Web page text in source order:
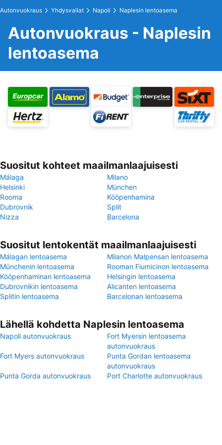
Autonvuokraus Yhdysvallat Napoli Naplesin lentoasema
Autonvuokraus - Naplesin
lentoasema
Suositut kohteet maailmanlaajuisesti
Málaga
Milano
Helsinki
München
Rooma
Kööpenhamina
Dubrovnik
Split
Nizza
Barcelona
Suositut lentokentät maailmanlaajuisesti
Málagan lentoasema
Milanon Malpensan lentoasema
Münchenin lentoasema
Rooman Fiumicinon lentoasema
Kööpenhaminan lentoasema
Helsingin lentoasema
Dubrovnikin lentoasema
Alicanten lentoasema
Splitin lentoasema
Barcelonan lentoasema
Lähellä kohdetta Naplesin lentoasema
Napoli autonvuokraus
Fort Myersin lentoasema
autonvuokraus
Fort Myers autonvuokraus
Punta Gordan lentoasema
autonvuokraus
Punta Gorda autonvuokraus
Port Charlotte autonvuokraus